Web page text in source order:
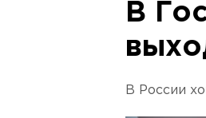
В
В России